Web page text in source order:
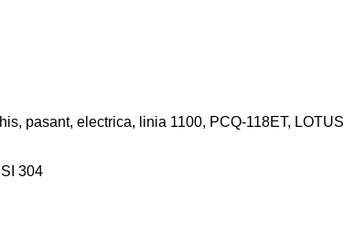
pasant, electrica, linia 1100, PCQ-118ET, LOTUS
304